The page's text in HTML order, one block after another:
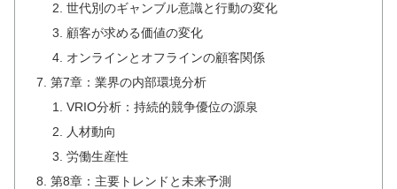
世代別のギャンブル意識と行動の変化
顧客が求める価値の変化
オンラインとオフラインの顧客関係
第7章：業界の内部環境分析
VRIO分析：持続的競争優位の源泉
人材動向
労働生産性
第8章：主要トレンドと未来予測